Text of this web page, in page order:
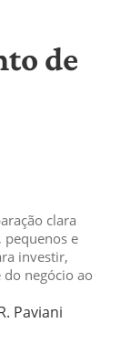
de
clara
pequenos e
investir,
negócio ao
Paviani